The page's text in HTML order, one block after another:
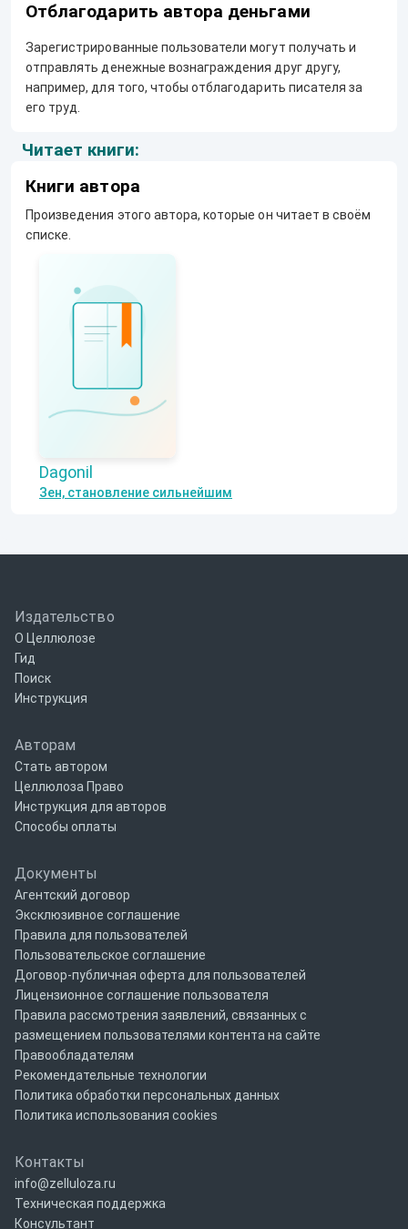
Отблагодарить автора деньгами
Зарегистрированные пользователи могут получать и
отправлять денежные вознаграждения друг другу,
например, для того, чтобы отблагодарить писателя за
его труд.
Читает книги:
Книги автора
Произведения этого автора, которые он читает в своём
списке.
Dagonil
Зен, становление сильнейшим
Издательство
О Целлюлозе
Гид
Поиск
Инструкция
Авторам
Стать автором
Целлюлоза Право
Инструкция для авторов
Способы оплаты
Документы
Агентский договор
Эксклюзивное соглашение
Правила для пользователей
Пользовательское соглашение
Договор-публичная оферта для пользователей
Лицензионное соглашение пользователя
Правила рассмотрения заявлений, связанных с
размещением пользователями контента на сайте
Правообладателям
Рекомендательные технологии
Политика обработки персональных данных
Политика использования cookies
Контакты
info@zelluloza.ru
Техническая поддержка
Консультант